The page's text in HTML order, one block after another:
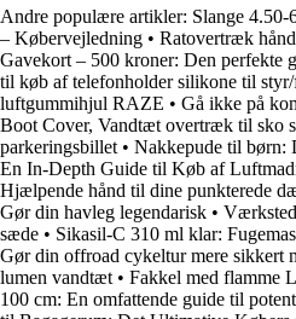
Andre populære artikler: Slange
– Købervejledning • Ratovertræk
Gavekort – 500 kroner: Den perfekte
til køb af telefonholder silikone til
luftgummihjul RAZE • Gå ikke på
Boot Cover, Vandtæt overtræk til sko
parkeringsbillet • Nakkepude til børn:
En In-Depth Guide til Køb af
Hjælpende hånd til dine punkterede
Gør din havleg legendarisk •
sæde • Sikasil-C 310 ml klar:
Gør din offroad cykeltur mere sikkert
lumen vandtæt • Fakkel med flamme
100 cm: En omfattende guide til